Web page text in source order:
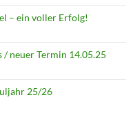
– ein voller Erfolg!
/ neuer Termin 14.05.25
25/26